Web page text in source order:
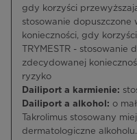
gdy korzyści
stosowanie dopuszczone
konieczności, gdy
TRYMESTR -
zdecydowanej
ryzyko
Dailiport a karmienie:
Dailiport a alkohol: o
Takrolimus stosowany
dermatologiczne